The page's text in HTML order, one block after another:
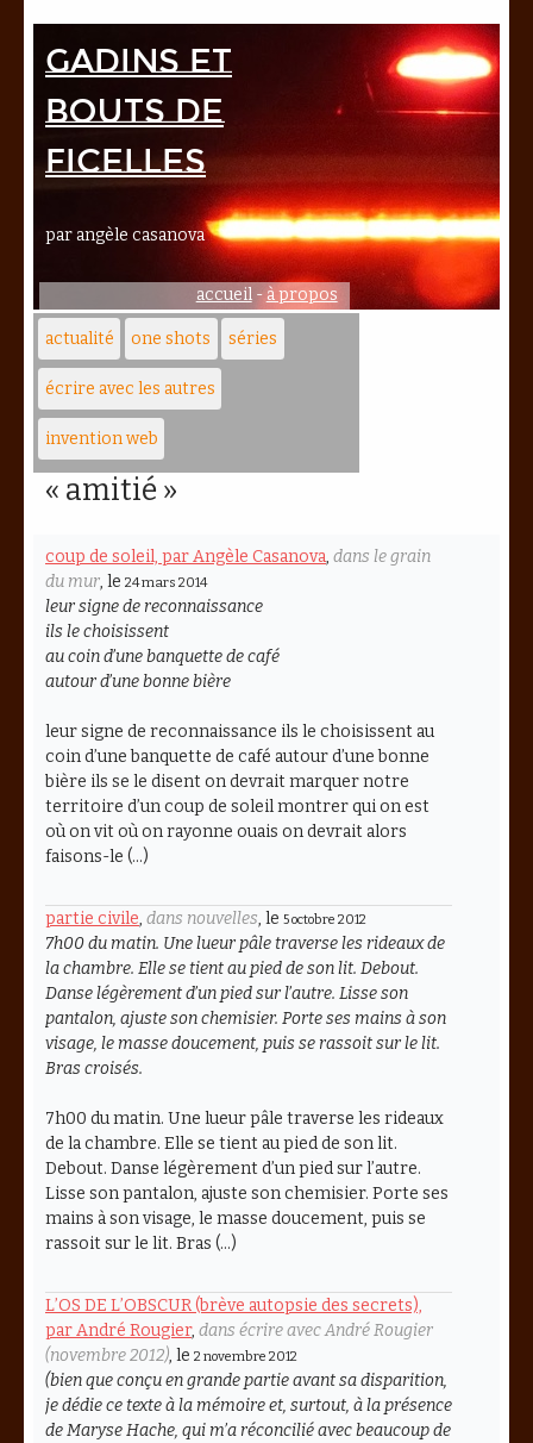
Gadins et
bouts de
ficelles
par angèle casanova
accueil-à propos
actualité one shots séries
écrire avec les autres
invention web
« amitié »
coup de soleil, par Angèle Casanova, dans le grain
du mur, le 24 mars 2014
leur signe de reconnaissance
ils le choisissent
au coin d’une banquette de café
autour d’une bonne bière
leur signe de reconnaissance ils le choisissent au
coin d’une banquette de café autour d’une bonne
bière ils se le disent on devrait marquer notre
territoire d’un coup de soleil montrer qui on est
où on vit où on rayonne ouais on devrait alors
faisons-le (…)
partie civile, dans nouvelles, le 5 octobre 2012
7h00 du matin. Une lueur pâle traverse les rideaux de
la chambre. Elle se tient au pied de son lit. Debout.
Danse légèrement d’un pied sur l’autre. Lisse son
pantalon, ajuste son chemisier. Porte ses mains à son
visage, le masse doucement, puis se rassoit sur le lit.
Bras croisés.
7h00 du matin. Une lueur pâle traverse les rideaux
de la chambre. Elle se tient au pied de son lit.
Debout. Danse légèrement d’un pied sur l’autre.
Lisse son pantalon, ajuste son chemisier. Porte ses
mains à son visage, le masse doucement, puis se
rassoit sur le lit. Bras (…)
L’OS DE L’OBSCUR (brève autopsie des secrets),
par André Rougier, dans écrire avec André Rougier
(novembre 2012), le 2 novembre 2012
(bien que conçu en grande partie avant sa disparition,
je dédie ce texte à la mémoire et, surtout, à la présence
de Maryse Hache, qui m’a réconcilié avec beaucoup de